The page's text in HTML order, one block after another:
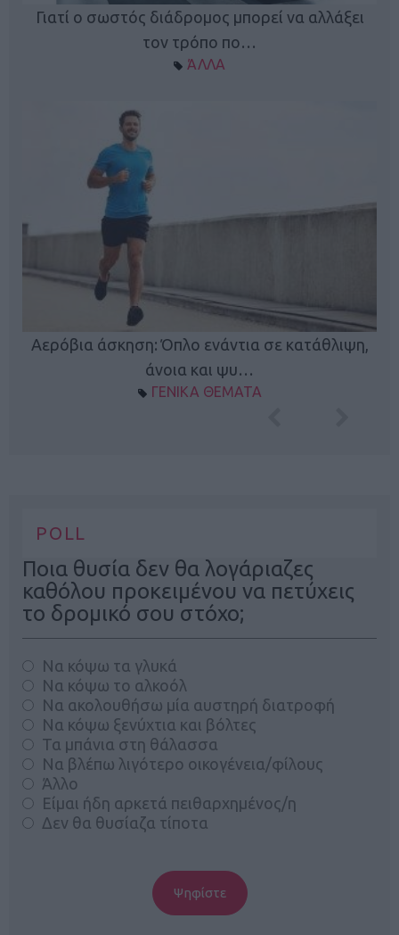
Γιατί ο σωστός διάδρομος μπορεί να αλλάξει
τον τρόπο πο…
ΆΛΛΑ
Αερόβια άσκηση: Όπλο ενάντια σε κατάθλιψη,
άνοια και ψυ…
ΓΕΝΙΚΑ ΘΕΜΑΤΑ
POLL
Ποια θυσία δεν θα λογάριαζες
καθόλου προκειμένου να πετύχεις
το δρομικό σου στόχο;
Να κόψω τα γλυκά
Να κόψω το αλκοόλ
Να ακολουθήσω μία αυστηρή διατροφή
Να κόψω ξενύχτια και βόλτες
Τα μπάνια στη θάλασσα
Να βλέπω λιγότερο οικογένεια/φίλους
Άλλο
Είμαι ήδη αρκετά πειθαρχημένος/η
Δεν θα θυσίαζα τίποτα